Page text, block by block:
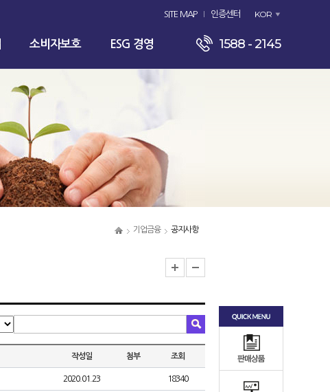
SITE MAP 인증센터 KOR
소비자보호 ESG 경영 1588 - 2145
기업금융 공지사항
작성일 첨부 조회
2020.01.23 18340